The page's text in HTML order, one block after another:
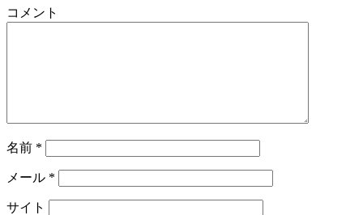
コメント
名前 *
メール *
サイト